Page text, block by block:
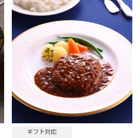
ギフト対応